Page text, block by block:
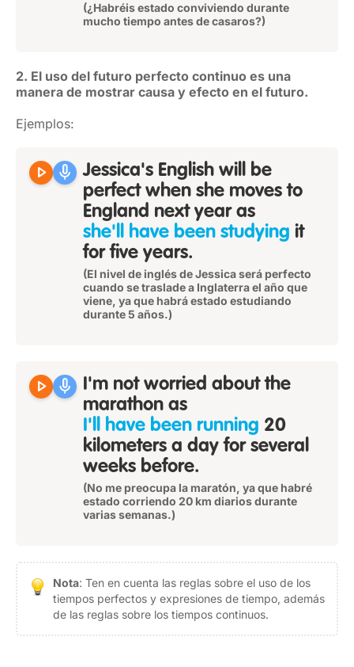
(¿Habréis estado conviviendo durante
mucho tiempo antes de casaros?)
2. El uso del futuro perfecto continuo es una
manera de mostrar causa y efecto en el futuro.
Ejemplos:
play_arrow mic Jessica's English will be
perfect when she moves to
England next year as
she'll have been studying it
for five years.
(El nivel de inglés de Jessica será perfecto
cuando se traslade a Inglaterra el año que
viene, ya que habrá estado estudiando
durante 5 años.)
play_arrow mic I'm not worried about the
marathon as
I'll have been running 20
kilometers a day for several
weeks before.
(No me preocupa la maratón, ya que habré
estado corriendo 20 km diarios durante
varias semanas.)
Nota: Ten en cuenta las reglas sobre el uso de los
tiempos perfectos y expresiones de tiempo, además
de las reglas sobre los tiempos continuos.